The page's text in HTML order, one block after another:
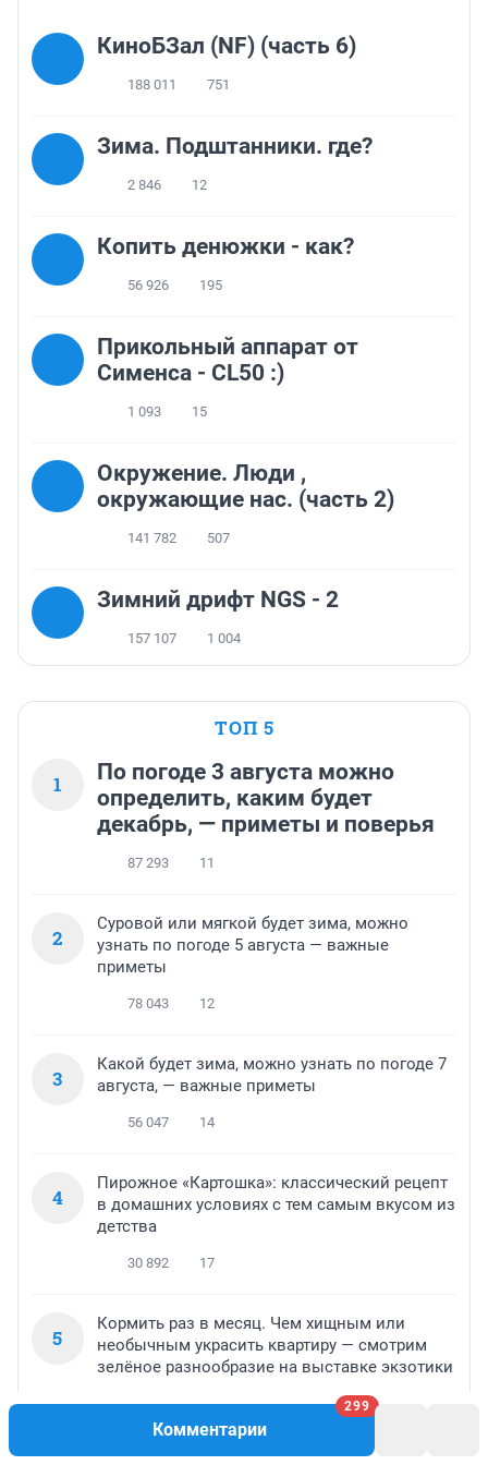
Комментарии
299
КиноБЗал (NF) (часть 6)
188 011 751
Зима. Подштанники. где?
2 846 12
Копить денюжки - как?
56 926 195
Прикольный аппарат от
Сименса - CL50 :)
1 093 15
Окружение. Люди ,
окружающие нас. (часть 2)
141 782 507
Зимний дрифт NGS - 2
157 107 1 004
ТОП 5
1
По погоде 3 августа можно
определить, каким будет
декабрь, — приметы и поверья
87 293 11
2
Суровой или мягкой будет зима, можно
узнать по погоде 5 августа — важные
приметы
78 043 12
3
Какой будет зима, можно узнать по погоде 7
августа, — важные приметы
56 047 14
4
Пирожное «Картошка»: классический рецепт
в домашних условиях с тем самым вкусом из
детства
30 892 17
5
Кормить раз в месяц. Чем хищным или
необычным украсить квартиру — смотрим
зелёное разнообразие на выставке экзотики
26 966 13